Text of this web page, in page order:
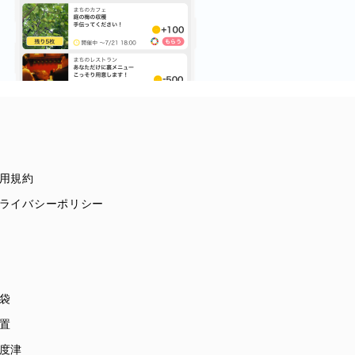
規約
イバシーポリシー
津